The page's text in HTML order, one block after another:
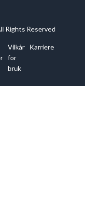
Rights Reserved
Vilkår
for
bruk
Karriere